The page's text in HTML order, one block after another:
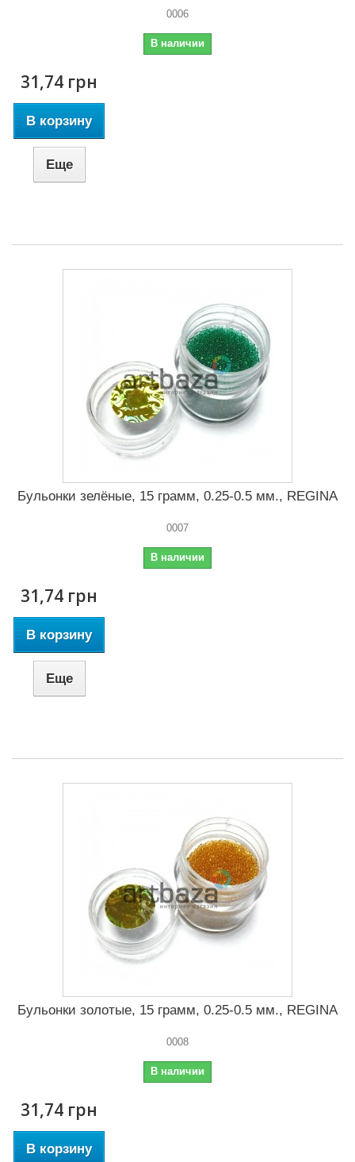
0006
В наличии
31,74 грн
В корзину
Еще
Бульонки зелёные, 15 грамм, 0.25-0.5 мм., REGINA
0007
В наличии
31,74 грн
В корзину
Еще
Бульонки золотые, 15 грамм, 0.25-0.5 мм., REGINA
0008
В наличии
31,74 грн
В корзину